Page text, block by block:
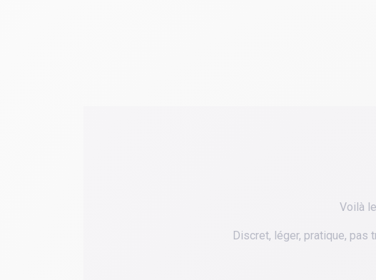
Voilà
Discret, léger, pratique, pas